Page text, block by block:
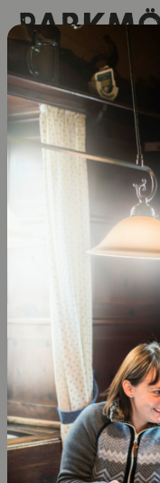
VOR ORT
Parkplatz “Haus des
kostenfrei)